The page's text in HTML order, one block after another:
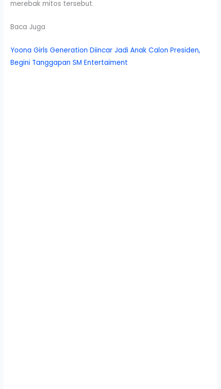
merebak mitos tersebut.
Baca Juga
Yoona Girls Generation Diincar Jadi Anak Calon Presiden,
Begini Tanggapan SM Entertaiment